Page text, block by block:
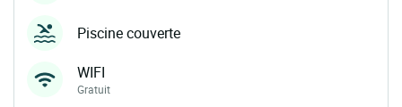
Piscine couverte
WIFI
Gratuit